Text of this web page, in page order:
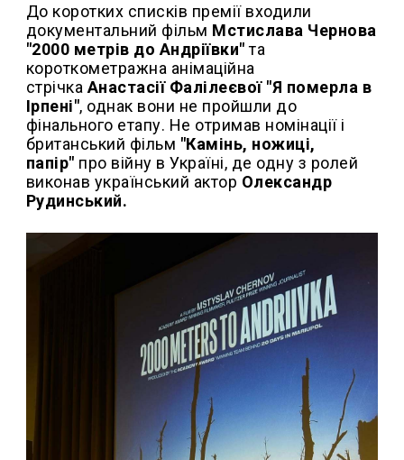
До коротких списків премії входили
документальний фільм Мстислава Чернова
"2000 метрів до Андріївки"та
короткометражна анімаційна
стрічка Анастасії Фалілеєвої "Я померла в
Ірпені", однак вони не пройшли до
фінального етапу. Не отримав номінації і
британський фільм "Камінь, ножиці,
папір" про війну в Україні, де одну з ролей
виконав український актор Олександр
Рудинський.